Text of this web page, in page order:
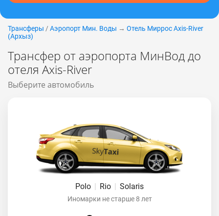
Трансферы / Аэропорт Мин. Воды → Отель Миррос Axis-River
(Apxыз)
Трансфер от аэропорта МинВод до
отеля Axis-River
Выберите автомобиль
Polo | Rio | Solaris
Иномарки не старше 8 лет